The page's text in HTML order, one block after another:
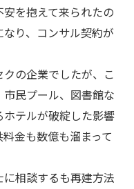
を抱えて来られたの
り、コンサル契約が
の企業でしたが、こ
民プール、図書館な
テルが破綻した影響
金も数億も溜まって
相談するも再建方法